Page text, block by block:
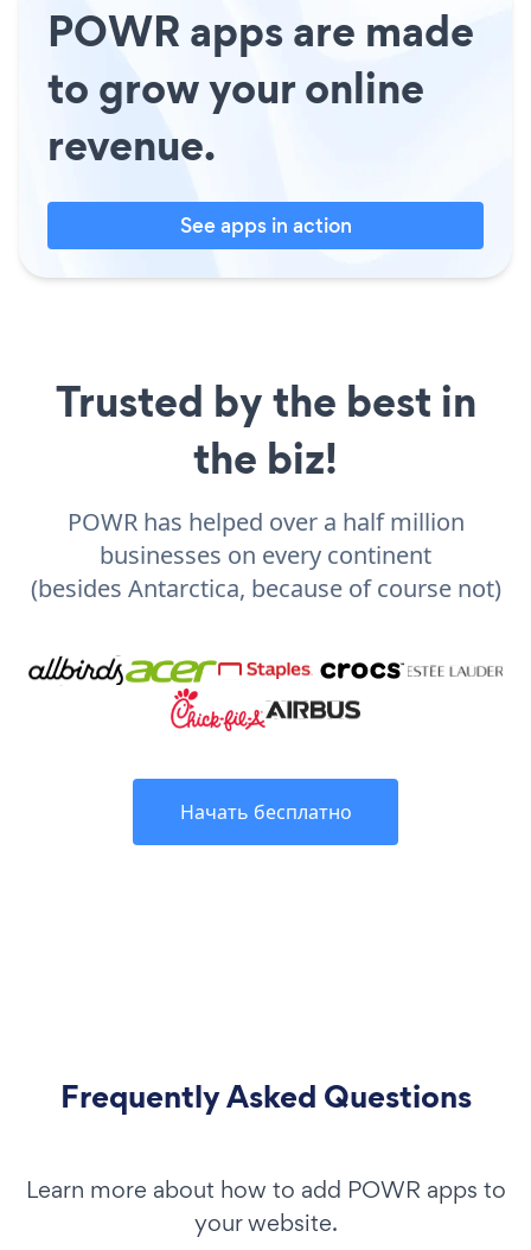
POWR apps are made
to grow your online
revenue.
See apps in action
Trusted by the best in
the biz!
POWR has helped over a half million
businesses on every continent
(besides Antarctica, because of course not)
Начать бесплатно
Frequently Asked Questions
Learn more about how to add POWR apps to
your website.